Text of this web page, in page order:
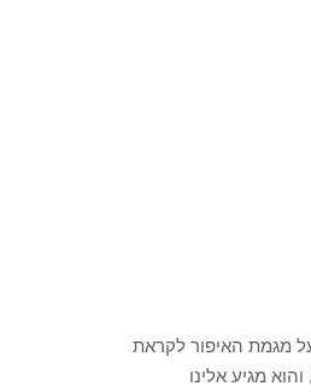
על מגמת האיפור לקראת
מגיע אלינו